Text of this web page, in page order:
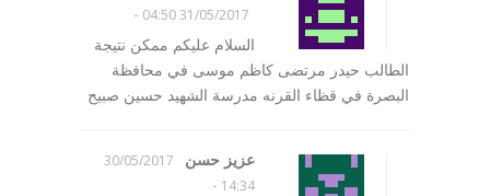
31/05/2017 04:50
-
السلام عليكم ممكن نتيجة
الطالب حيدر مرتضى كاظم موسى في محافظة
البصرة في قظاء القرنه مدرسة الشهيد حسين صبيح
عزيز حسن
30/05/2017
14:34
-